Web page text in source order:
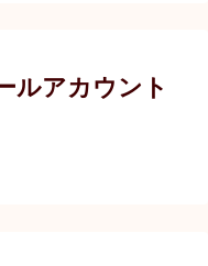
ルアカウント